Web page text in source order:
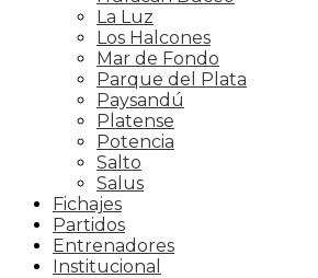
La Luz
Los Halcones
Mar de Fondo
Parque del Plata
Paysandú
Platense
Potencia
Salto
Salus
Fichajes
Partidos
Entrenadores
Institucional